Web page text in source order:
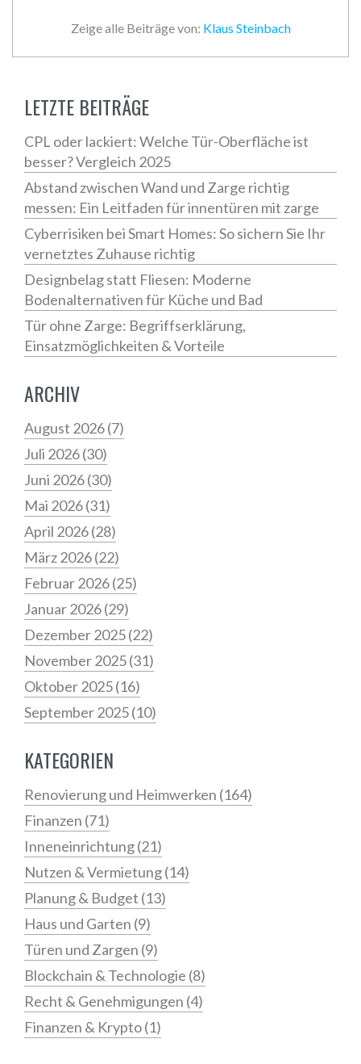
Zeige alle Beiträge von: Klaus Steinbach
LETZTE BEITRÄGE
CPL oder lackiert: Welche Tür-Oberfläche ist
besser? Vergleich 2025
Abstand zwischen Wand und Zarge richtig
messen: Ein Leitfaden für innentüren mit zarge
Cyberrisiken bei Smart Homes: So sichern Sie Ihr
vernetztes Zuhause richtig
Designbelag statt Fliesen: Moderne
Bodenalternativen für Küche und Bad
Tür ohne Zarge: Begriffserklärung,
Einsatzmöglichkeiten & Vorteile
ARCHIV
August 2026(7)
Juli 2026(30)
Juni 2026(30)
Mai 2026(31)
April 2026(28)
März 2026(22)
Februar 2026(25)
Januar 2026(29)
Dezember 2025(22)
November 2025(31)
Oktober 2025(16)
September 2025(10)
KATEGORIEN
Renovierung und Heimwerken (164)
Finanzen (71)
Inneneinrichtung(21)
Nutzen & Vermietung(14)
Planung & Budget (13)
Haus und Garten (9)
Türen und Zargen (9)
Blockchain & Technologie (8)
Recht & Genehmigungen (4)
Finanzen & Krypto(1)